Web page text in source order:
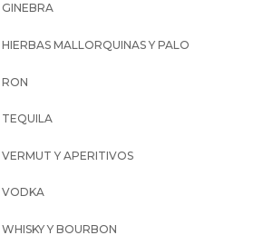
GINEBRA
HIERBAS MALLORQUINAS Y PALO
RON
TEQUILA
VERMUT Y APERITIVOS
VODKA
WHISKY Y BOURBON